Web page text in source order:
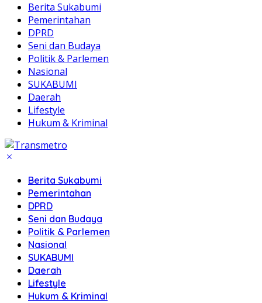
Berita Sukabumi
Pemerintahan
DPRD
Seni dan Budaya
Politik & Parlemen
Nasional
SUKABUMI
Daerah
Lifestyle
Hukum & Kriminal
Berita Sukabumi
Pemerintahan
DPRD
Seni dan Budaya
Politik & Parlemen
Nasional
SUKABUMI
Daerah
Lifestyle
Hukum & Kriminal